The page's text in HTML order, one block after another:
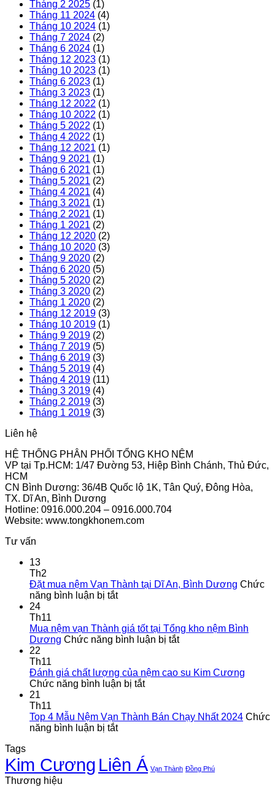
Tháng 2 2025 (1)
Tháng 11 2024 (4)
Tháng 10 2024 (1)
Tháng 7 2024 (2)
Tháng 6 2024 (1)
Tháng 12 2023 (1)
Tháng 10 2023 (1)
Tháng 6 2023 (1)
Tháng 3 2023 (1)
Tháng 12 2022 (1)
Tháng 10 2022 (1)
Tháng 5 2022 (1)
Tháng 4 2022 (1)
Tháng 12 2021 (1)
Tháng 9 2021 (1)
Tháng 6 2021 (1)
Tháng 5 2021 (2)
Tháng 4 2021 (4)
Tháng 3 2021 (1)
Tháng 2 2021 (1)
Tháng 1 2021 (2)
Tháng 12 2020 (2)
Tháng 10 2020 (3)
Tháng 9 2020 (2)
Tháng 6 2020 (5)
Tháng 5 2020 (2)
Tháng 3 2020 (2)
Tháng 1 2020 (2)
Tháng 12 2019 (3)
Tháng 10 2019 (1)
Tháng 9 2019 (2)
Tháng 7 2019 (5)
Tháng 6 2019 (3)
Tháng 5 2019 (4)
Tháng 4 2019 (11)
Tháng 3 2019 (4)
Tháng 2 2019 (3)
Tháng 1 2019 (3)
Liên hệ
HỆ THỐNG PHÂN PHỐI TỔNG KHO NỆM
VP tại Tp.HCM: 1/47 Đường 53, Hiệp Bình Chánh, Thủ Đức,
HCM
CN Bình Dương: 36/4B Quốc lộ 1K, Tân Quý, Đông Hòa,
TX. Dĩ An, Bình Dương
Hotline: 0916.000.204 – 0916.000.704
Website: www.tongkhonem.com
Tư vấn
13
Th2
Đặt mua nệm Vạn Thành tại Dĩ An, Bình Dương Chức
năng bình luận bị tắtở
nệm
Vạn
Dĩ
An,
24
Th11
Mua nệm vạn Thành giá tốt tại Tổng kho nệm Bình
Dương Chức năng bình luận bị tắtở
vạn
tại
Dương
22
Th11
Đánh giá chất lượng của nệm cao su Kim Cương
Chức năng bình luận bị tắtở
chất
cao
su
21
Th11
Top 4 Mẫu Nệm Vạn Thành Bán Chạy Nhất 2024 Chức
năng bình luận bị tắtở
Mẫu
Nệm
Tags
Kim Cương Liên Á Vạn Thành Đồng Phú
Thương hiệu